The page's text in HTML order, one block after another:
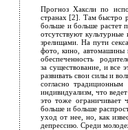
Прогноз Хаксли по
странах [2]. Там быстро
больше и больше растет
отсутствуют
зрелищами. На пути
фото, кино, автомашины
обеспеченность
за существование, и все
развивать свои силы и
согласно
индивидуализм, что
это тоже ограничивает
больше и больше
уход от нее, но, как
депрессию. Среди